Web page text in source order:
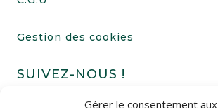
Gérer le consentement aux
Gestion des cookies
SUIVEZ-NOUS !